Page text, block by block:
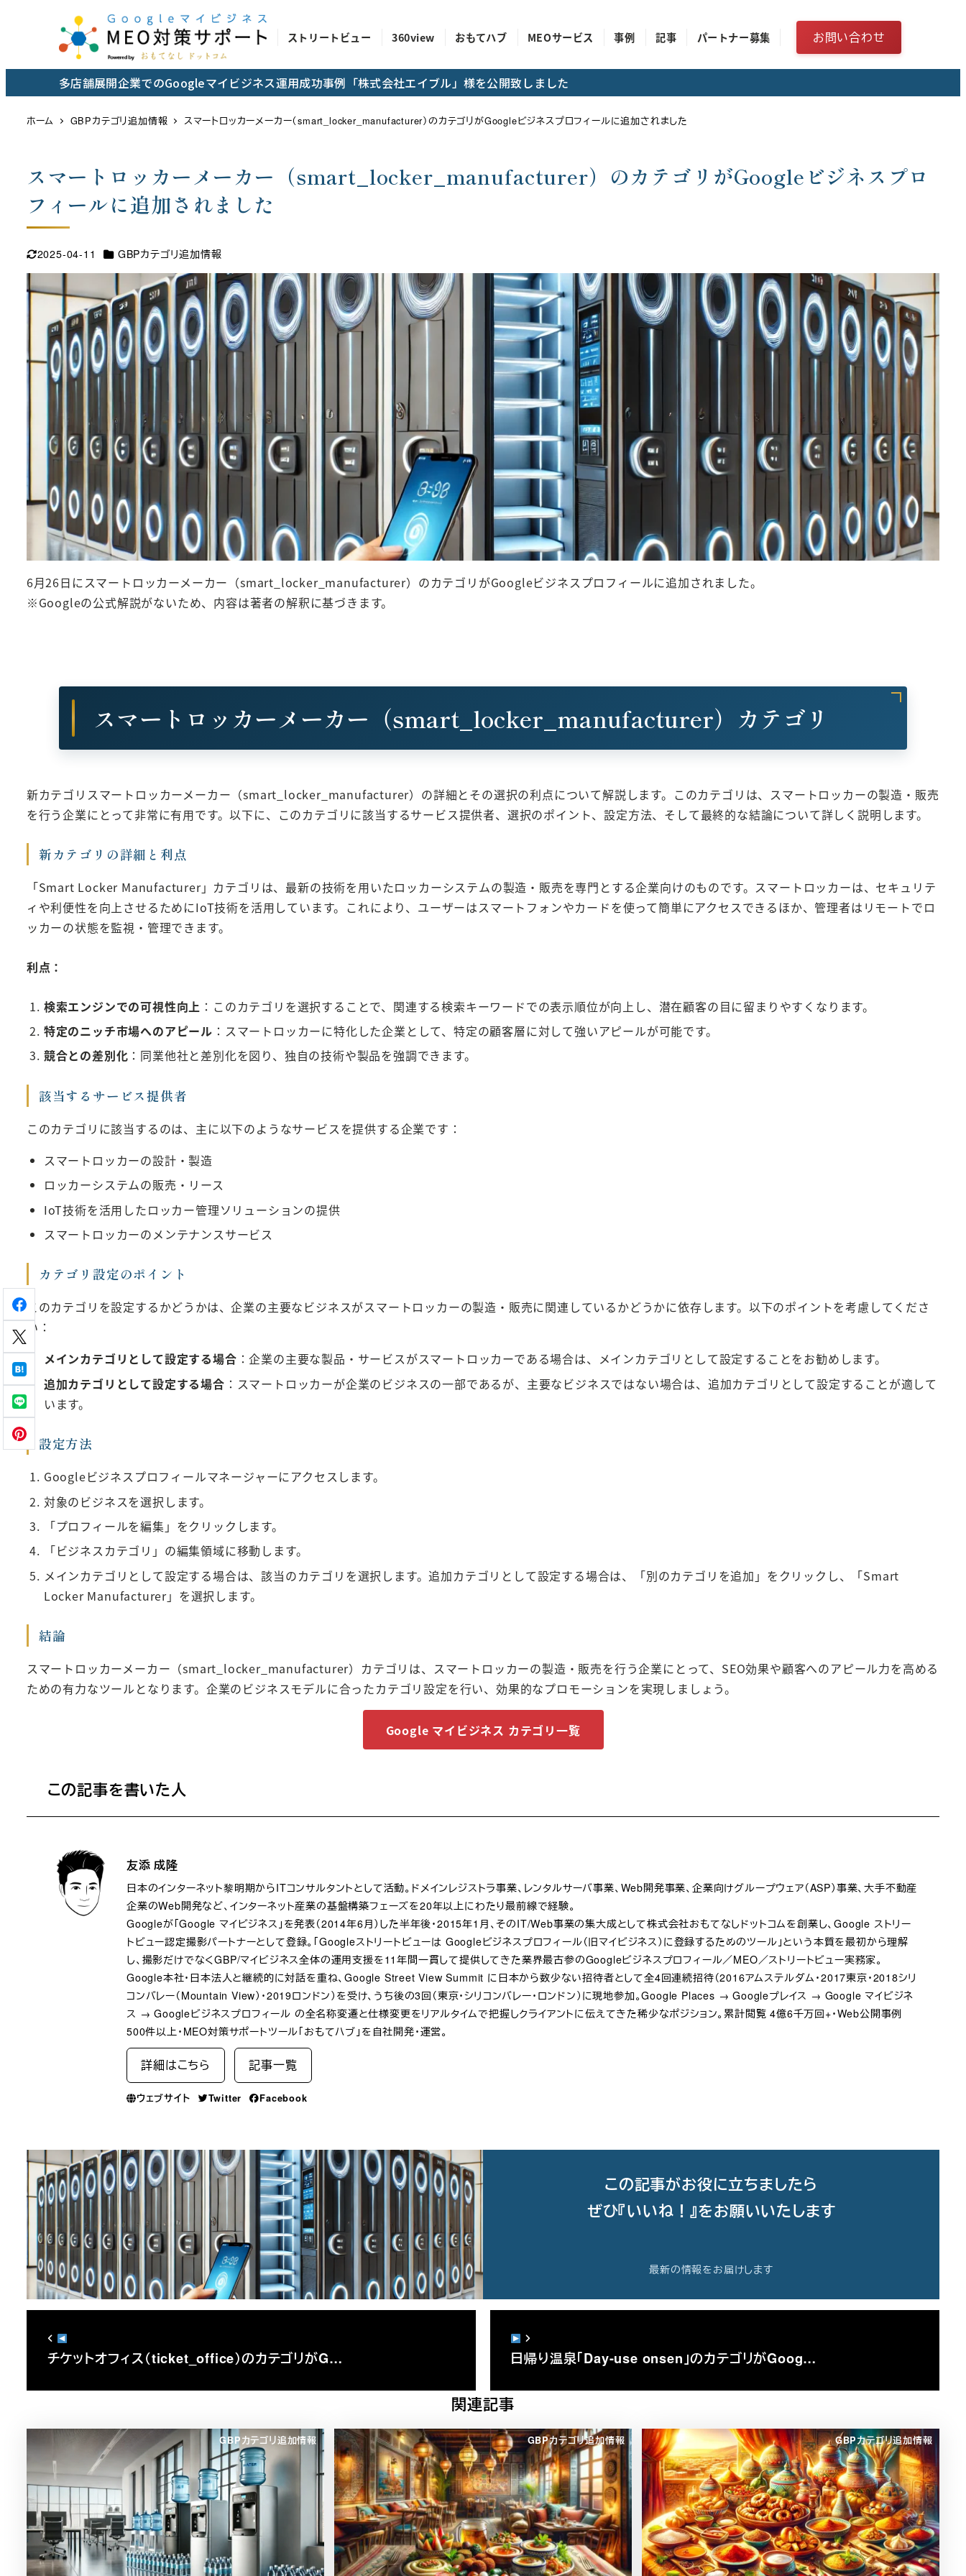
ン
ストリートビュー 360view おもてハブ MEOサービス 事例 記事 パートナー募集 お問い合わせ
多店舗展開企業でのGoogleマイビジネス運用成功事例「株式会社エイブル」様を公開致しました
ホーム GBPカテゴリ追加情報 スマートロッカーメーカー（smart_locker_manufacturer）のカテゴリがGoogleビジネスプロフィールに追加されました
スマートロッカーメーカー（smart_locker_manufacturer）のカテゴリがGoogleビジネスプロ
フィールに追加されました
更新日
2025-04-11 カテゴリー
GBPカテゴリ追加情報
6月26日にスマートロッカーメーカー（smart_locker_manufacturer）のカテゴリがGoogleビジネスプロフィールに追加されました。
※Googleの公式解説がないため、内容は著者の解釈に基づきます。
スマートロッカーメーカー（smart_locker_manufacturer）カテゴリ
新カテゴリスマートロッカーメーカー（smart_locker_manufacturer）の詳細とその選択の利点について解説します。このカテゴリは、スマートロッカーの製造・販売
を行う企業にとって非常に有用です。以下に、このカテゴリに該当するサービス提供者、選択のポイント、設定方法、そして最終的な結論について詳しく説明します。
新カテゴリの詳細と利点
「Smart Locker Manufacturer」カテゴリは、最新の技術を用いたロッカーシステムの製造・販売を専門とする企業向けのものです。スマートロッカーは、セキュリテ
ィや利便性を向上させるためにIoT技術を活用しています。これにより、ユーザーはスマートフォンやカードを使って簡単にアクセスできるほか、管理者はリモートでロ
ッカーの状態を監視・管理できます。
利点：
検索エンジンでの可視性向上 ：このカテゴリを選択することで、関連する検索キーワードでの表示順位が向上し、潜在顧客の目に留まりやすくなります。
特定のニッチ市場へのアピール ：スマートロッカーに特化した企業として、特定の顧客層に対して強いアピールが可能です。
競合との差別化 ：同業他社と差別化を図り、独自の技術や製品を強調できます。
該当するサービス提供者
このカテゴリに該当するのは、主に以下のようなサービスを提供する企業です：
スマートロッカーの設計・製造
ロッカーシステムの販売・リース
IoT技術を活用したロッカー管理ソリューションの提供
スマートロッカーのメンテナンスサービス
カテゴリ設定のポイント
このカテゴリを設定するかどうかは、企業の主要なビジネスがスマートロッカーの製造・販売に関連しているかどうかに依存します。以下のポイントを考慮してくださ
い：
メインカテゴリとして設定する場合 ：企業の主要な製品・サービスがスマートロッカーである場合は、メインカテゴリとして設定することをお勧めします。
追加カテゴリとして設定する場合 ：スマートロッカーが企業のビジネスの一部であるが、主要なビジネスではない場合は、追加カテゴリとして設定することが適して
います。
設定方法
Googleビジネスプロフィールマネージャーにアクセスします。
対象のビジネスを選択します。
「プロフィールを編集」をクリックします。
「ビジネスカテゴリ」の編集領域に移動します。
メインカテゴリとして設定する場合は、該当のカテゴリを選択します。追加カテゴリとして設定する場合は、「別のカテゴリを追加」をクリックし、「Smart
Locker Manufacturer」を選択します。
結論
スマートロッカーメーカー（smart_locker_manufacturer）カテゴリは、スマートロッカーの製造・販売を行う企業にとって、SEO効果や顧客へのアピール力を高める
ための有力なツールとなります。企業のビジネスモデルに合ったカテゴリ設定を行い、効果的なプロモーションを実現しましょう。
Google マイビジネス カテゴリ一覧
この記事を書いた人
友添 成隆
日本のインターネット黎明期からITコンサルタントとして活動。ドメインレジストラ事業、レンタルサーバ事業、Web開発事業、企業向けグループウェア（ASP）事業、大手不動産
企業のWeb開発など、インターネット産業の基盤構築フェーズを20年以上にわたり最前線で経験。
Googleが「Google マイビジネス」を発表（2014年6月）した半年後・2015年1月、そのIT/Web事業の集大成として株式会社おもてなしドットコムを創業し、Google ストリー
トビュー認定撮影パートナーとして登録。「Googleストリートビューは Googleビジネスプロフィール（旧マイビジネス）に登録するためのツール」という本質を最初から理解
し、撮影だけでなくGBP/マイビジネス全体の運用支援を11年間一貫して提供してきた業界最古参のGoogleビジネスプロフィール／MEO／ストリートビュー実務家。
Google本社・日本法人と継続的に対話を重ね、Google Street View Summit に日本から数少ない招待者として全4回連続招待（2016アムステルダム・2017東京・2018シリ
コンバレー（Mountain View）・2019ロンドン）を受け、うち後の3回（東京・シリコンバレー・ロンドン）に現地参加。Google Places → Googleプレイス → Google マイビジネ
ス → Googleビジネスプロフィール の全名称変遷と仕様変更をリアルタイムで把握しクライアントに伝えてきた稀少なポジション。累計閲覧 4億6千万回+・Web公開事例
500件以上・MEO対策サポートツール「おもてハブ」を自社開発・運営。
詳細はこちら 記事一覧
ウェブサイト Twitter Facebook
この記事がお役に立ちましたら
ぜひ『いいね！』をお願いいたします
最新の情報をお届けします
チケットオフィス（ticket_office）のカテゴリがG… 日帰り温泉「Day-use onsen」のカテゴリがGoog…
関連記事
GBPカテゴリ追加情報 GBPカテゴリ追加情報 GBPカテゴリ追加情報